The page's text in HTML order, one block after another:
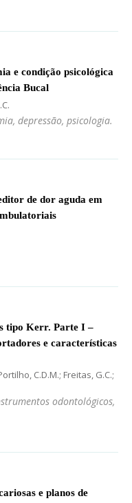
e condição psicológica
Bucal
depressão, psicologia.
de dor aguda em
tipo Kerr. Parte I –
e características
C.D.M.; Freitas, G.C.;
odontológicos,
e planos de